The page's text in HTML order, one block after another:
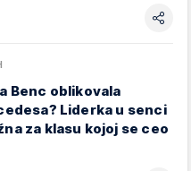
Benc oblikovala
Liderka u senci
za klasu kojoj se ceo